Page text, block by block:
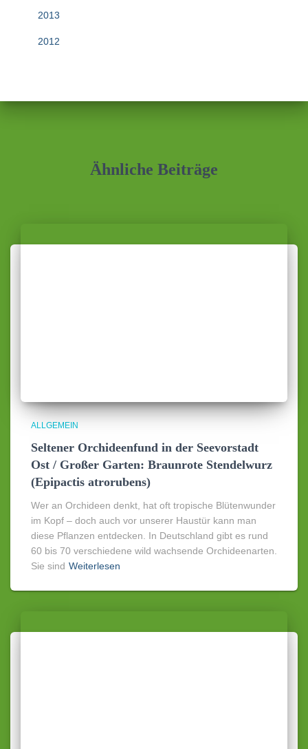
2013
2012
Ähnliche Beiträge
ALLGEMEIN
Seltener Orchideenfund in der Seevorstadt
Ost / Großer Garten: Braunrote Stendelwurz
(Epipactis atrorubens)
Wer an Orchideen denkt, hat oft tropische Blütenwunder
im Kopf – doch auch vor unserer Haustür kann man
diese Pflanzen entdecken. In Deutschland gibt es rund
60 bis 70 verschiedene wild wachsende Orchideenarten.
Sie sind Weiterlesen